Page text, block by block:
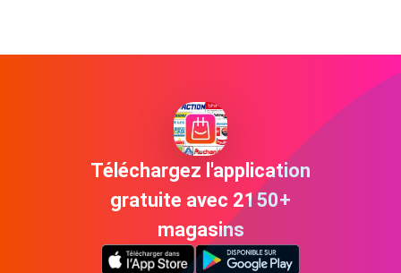
Téléchargez l'application
gratuite avec 2150+
magasins